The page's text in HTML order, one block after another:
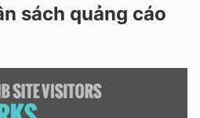
sách quảng cáo